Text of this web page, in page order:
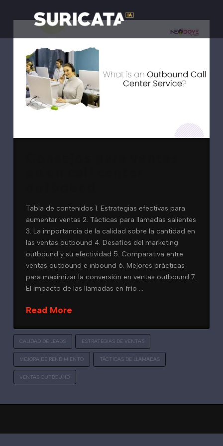
Tabla de contenidos 1. Estrategias efectivas para
aumentar ventas 2. Tácticas para llamadas salientes
3. La importancia de la calidad sobre la cantidad en
las ventas outbound 4. Desafíos del marketing
outbound y su efectividad 5. Comparativa entre
ventas outbound e inbound 6. Mejores prácticas
para maximizar la conversión en ventas outbound 7.
El impacto de las llamadas en frío …
Read More
CALIDAD DE LEADS ESTRATEGIAS DE VENTAS
MEJORA DE RENDIMIENTO TÁCTICAS DE LLAMADAS
VENTAS OUTBOUND